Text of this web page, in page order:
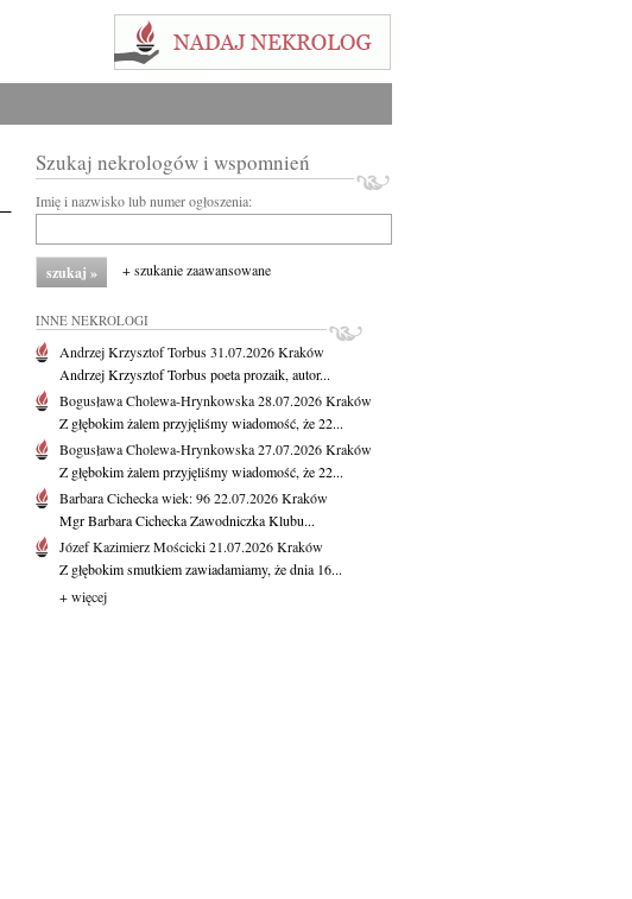
Szukaj nekrologów i wspomnień
Imię i nazwisko lub numer ogłoszenia:
+ szukanie zaawansowane
INNE NEKROLOGI
Andrzej Krzysztof Torbus31.07.2026Kraków
Andrzej Krzysztof Torbus poeta prozaik, autor...
Bogusława Cholewa-Hrynkowska28.07.2026Kraków
Z głębokim żalem przyjęliśmy wiadomość, że 22...
Bogusława Cholewa-Hrynkowska27.07.2026Kraków
Z głębokim żalem przyjęliśmy wiadomość, że 22...
Barbara Cicheckawiek: 9622.07.2026Kraków
Mgr Barbara Cichecka Zawodniczka Klubu...
Józef Kazimierz Mościcki21.07.2026Kraków
Z głębokim smutkiem zawiadamiamy, że dnia 16...
+ więcej